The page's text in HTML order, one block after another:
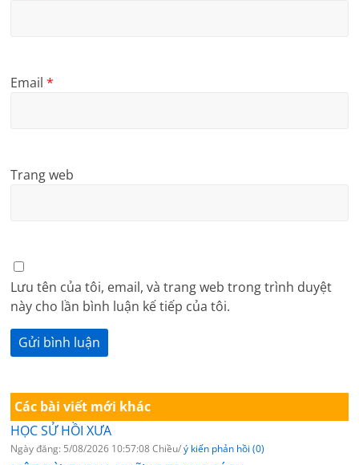
Email*
Trang web
Lưu tên của tôi, email, và trang web trong trình duyệt
này cho lần bình luận kế tiếp của tôi.
Các bài viết mới khác
HỌC SỬ HỒI XƯA
Ngày đăng: 5/08/2026 10:57:08 Chiều/ý kiến phản hồi (0)